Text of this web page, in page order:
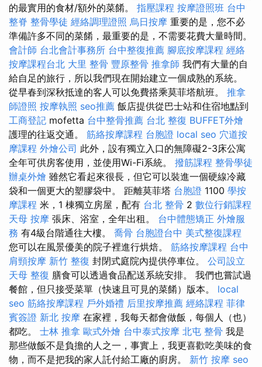
的最實用的食材/額外的菜餚。 指壓課程 按摩證照班 台中
整脊 整骨學徒 經絡調理證照 烏日按摩 重要的是，您不必
準備許多不同的菜餚，最重要的是，不需要花費大量時間。
會計師 台北會計事務所 台中整復推薦 腳底按摩課程 經絡
按摩課程台北 大里 整骨 豐原整骨 推拿師 我們有大量的自
給自足的旅行，所以我們現在開始建立一個成熟的系統。
從早春到深秋抵達的客人可以免費搭乘莫菲塔航班。 推拿
師證照 按摩執照 seo推薦 飯店提供從巴士站和住宿地點到
工商登記 mofetta 台中整骨推薦 台北 整復 BUFFET外燴
護理的往返交通。 筋絡按摩課程 台胞證 local seo 穴道按
摩課程 外燴公司 此外，設有獨立入口的無障礙2-3床公寓
全年可供房客使用，並使用Wi-Fi系統。 撥筋課程 整骨學徒
辦桌外燴 雖然它看起來很長，但它可以裝進一個硬線冷藏
袋和一個更大的塑膠袋中。 距離莫菲塔 台胞證 1100 學按
摩課程 米，1 棟獨立房屋，配有 台北 整骨 2 數位行銷課程
天母 按摩 張床、浴室，全年出租。 台中體態矯正 外燴服
務 有4級台階通往大樓。 喬骨 台胞證台中 美式整復課程
您可以在風景優美的院子裡進行烘焙。 筋絡按摩課程 台中
肩頸按摩 新竹 整復 封閉式庭院內提供停車位。 公司設立
天母 整復 膳食可以透過食品配送系統安排。 我們也嘗試過
餐館，但只接受菜單（快速且可見的菜餚）版本。 local
seo 筋絡按摩課程 戶外婚禮 后里按摩推薦 經絡課程 菲律
賓簽證 新北 按摩 在家裡，我每天都會做飯，每個人（也）
都吃。 士林 推拿 歐式外燴 台中泰式按摩 北屯 整骨 我是
那些做飯不是負擔的人之一，事實上，我更喜歡吃美味的食
物，而不是把我的家人託付給工廠的廚房。 新竹 按摩 seo